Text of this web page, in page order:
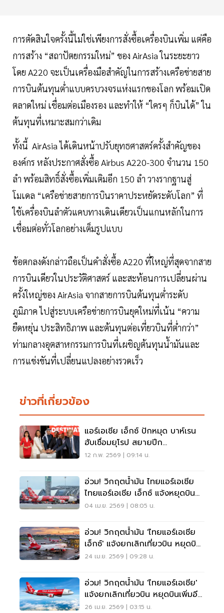
การตัดสินใจครั้งนี้ไม่ใช่เพียงการสั่งซื้อเครื่องบินเพิ่ม แต่คือ
การสร้าง “สถาปัตยกรรมใหม่” ของ AirAsia ในระยะยาว
โดย A220 จะเป็นเครื่องมือสำคัญในการสร้างเครือข่ายสาย
การบินต้นทุนต่ำแบบครบวงจรแห่งแรกของโลก พร้อมเปิด
ตลาดใหม่ เชื่อมต่อเมืองรอง และทำให้ “ใครๆ ก็บินได้” ใน
ต้นทุนที่เหมาะสมกว่าเดิม
ทั้งนี้ AirAsia ได้เดินหน้าปรับยุทธศาสตร์ครั้งสำคัญของ
องค์กร หลังประกาศสั่งซื้อ Airbus A220-300 จำนวน 150
ลำ พร้อมสิทธิ์สั่งซื้อเพิ่มเติมอีก 150 ลำ วางรากฐานสู่
โมเดล “เครือข่ายสายการบินราคาประหยัดระดับโลก” ที่
ใช้เครื่องบินลำตัวแคบทางเดินเดียวเป็นแกนหลักในการ
เชื่อมต่อทั่วโลกอย่างเต็มรูปแบบ
ข้อตกลงดังกล่าวถือเป็นคำสั่งซื้อ A220 ที่ใหญ่ที่สุดจากสาย
การบินเดียวในประวัติศาสตร์ และสะท้อนการเปลี่ยนผ่าน
ครั้งใหญ่ของ AirAsia จากสายการบินต้นทุนต่ำระดับ
ภูมิภาค ไปสู่ระบบเครือข่ายการบินยุคใหม่ที่เน้น “ความ
ยืดหยุ่น ประสิทธิภาพ และต้นทุนต่อเที่ยวบินที่ต่ำกว่า”
ท่ามกลางอุตสาหกรรมการบินที่เผชิญต้นทุนน้ำมันและ
การแข่งขันที่เปลี่ยนแปลงอย่างรวดเร็ว
ข่าวที่เกี่ยวข้อง
แอร์เอเชีย เอ็กซ์ ปักหมุด บาห์เรน
ฮับเชื่อมยุโรป สยายปีก
กัวลาลัมเปอร์ สู่ลอนดอน
12 ก.พ. 2569 | 09:14 น.
อ่วม! วิกฤตน้ำมัน ไทยแอร์เอเชีย
ไทยแอร์เอเชีย เอ็กซ์ แจ้งหยุดบิน
บางเส้นทางแล้ว
04 เม.ย. 2569 | 08:05 น.
อ่วม! วิกฤตน้ำมัน 'ไทยแอร์เอเชีย
เอ็กซ์' แจ้งยกเลิกเที่ยวบิน หยุดบิน
บางเส้นทางแล้ว
24 เม.ย. 2569 | 09:28 น.
อ่วม! วิกฤตน้ำมัน 'ไทยแอร์เอเชีย'
แจ้งยกเลิกเที่ยวบิน หยุดบินเพิ่มอีก
หลายเส้นทางแล้ว
26 เม.ย. 2569 | 03:15 น.